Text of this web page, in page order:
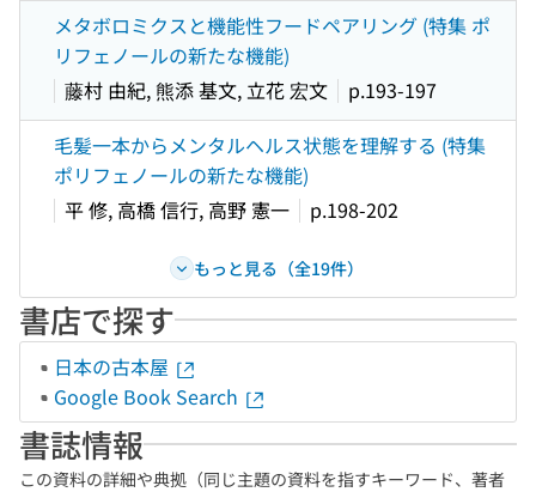
メタボロミクスと機能性フードペアリング (特集 ポ
リフェノールの新たな機能)
藤村 由紀, 熊添 基文, 立花 宏文
p.193-197
毛髪一本からメンタルヘルス状態を理解する (特集
ポリフェノールの新たな機能)
平 修, 高橋 信行, 高野 憲一
p.198-202
もっと見る（全19件）
書店で探す
日本の古本屋
Google Book Search
書誌情報
この資料の詳細や典拠（同じ主題の資料を指すキーワード、著者